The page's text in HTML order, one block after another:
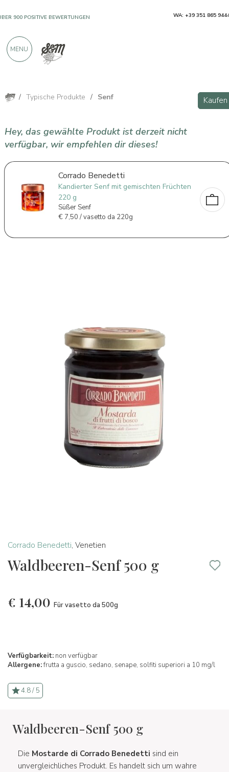
/ Typische Produkte / Senf Kaufen
Hey, das gewählte Produkt ist derzeit nicht
verfügbar, wir empfehlen dir dieses!
Corrado Benedetti
Kandierter Senf mit gemischten Früchten
220 g
Süßer Senf
€7,50 / vasetto da 220g
Corrado Benedetti, Venetien
Waldbeeren-Senf 500 g
€ 14,00 Für vasetto da 500g
Verfügbarkeit: non verfügbar
Allergene:frutta a guscio, sedano, senape, solfiti superiori a 10 mg/l
4.8 / 5
Waldbeeren-Senf 500 g
Die Mostarde di Corrado Benedetti sind ein
unvergleichliches Produkt. Es handelt sich um wahre
900 POSITIVE BEWERTUNGEN WA: +39 351 865
MENU